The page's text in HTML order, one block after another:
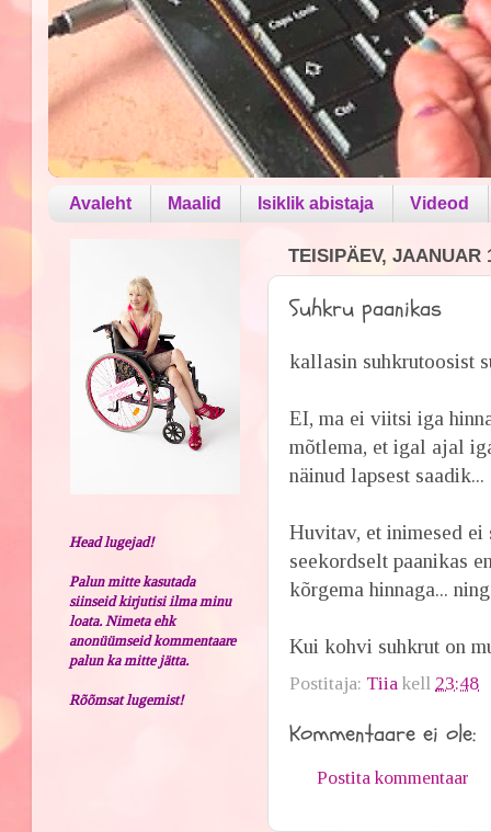
Avaleht Maalid Isiklik abistaja Videod
TEISIPÄEV, JAANUAR
Suhkru paanikas
kallasin suhkrutoosist
EI, ma ei viitsi iga
mõtlema, et igal ajal
näinud lapsest saadik...
Huvitav, et inimesed
seekordselt paanikas
kõrgema hinnaga...
Kui kohvi suhkrut on
Postitaja: Tiia kell 23:48
Kommentaare ei ole:
Postita kommentaar
Head lugejad!
Palun mitte kasutada
siinseid kirjutisi ilma minu
loata. Nimeta ehk
anonüümseid kommentaare
palun ka mitte jätta.
Rõõmsat lugemist!